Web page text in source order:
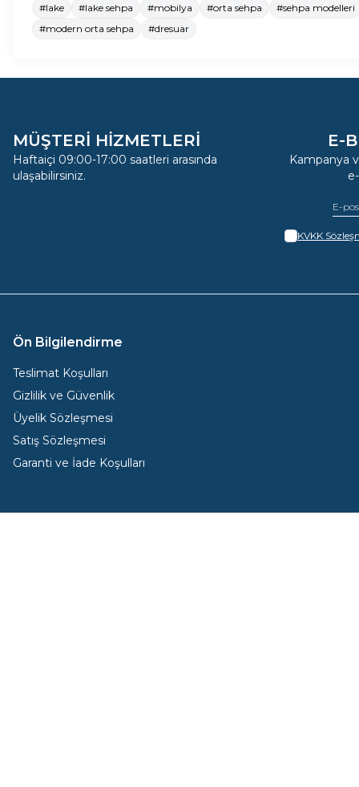
#lake
#lake sehpa #mobilya #orta sehpa
#sehpa modelleri
#modern orta sehpa
#dresuar
MÜŞTERİ HİZMETLERİ
Haftaiçi 09:00-17:00 saatleri arasında
ulaşabilirsiniz.
E-
Kampanya
KVKK
Ön Bilgilendirme
Teslimat Koşulları
Gizlilik ve Güvenlik
Üyelik Sözleşmesi
Satış Sözleşmesi
Garanti ve İade Koşulları